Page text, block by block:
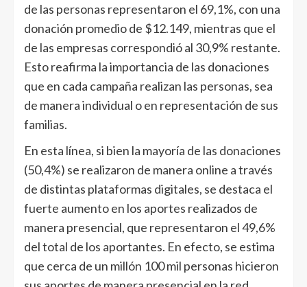
de las personas representaron el 69,1%, con una
donación promedio de $12.149, mientras que el
de las empresas correspondió al 30,9% restante.
Esto reafirma la importancia de las donaciones
que en cada campaña realizan las personas, sea
de manera individual o en representación de sus
familias.
En esta línea, si bien la mayoría de las donaciones
(50,4%) se realizaron de manera online a través
de distintas plataformas digitales, se destaca el
fuerte aumento en los aportes realizados de
manera presencial, que representaron el 49,6%
del total de los aportantes. En efecto, se estima
que cerca de un millón 100 mil personas hicieron